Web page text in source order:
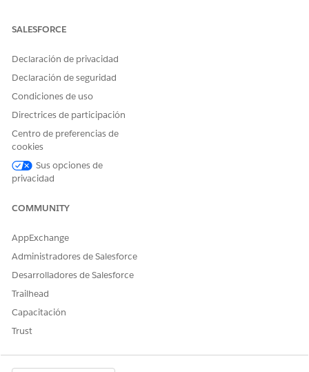
SALESFORCE
Declaración de privacidad
Declaración de seguridad
Condiciones de uso
Directrices de participación
Centro de preferencias de
cookies
Sus opciones de
privacidad
COMMUNITY
AppExchange
Administradores de Salesforce
Desarrolladores de Salesforce
Trailhead
Capacitación
Trust